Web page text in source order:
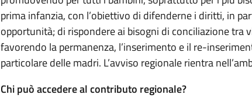
prima infanzia, con l’obiettivo di difenderne i diritti, in
opportunità; di rispondere ai bisogni di conciliazione tra
favorendo la permanenza, l’inserimento e il re-
particolare delle madri. L’avviso regionale rientra
Chi può accedere al contributo regionale?